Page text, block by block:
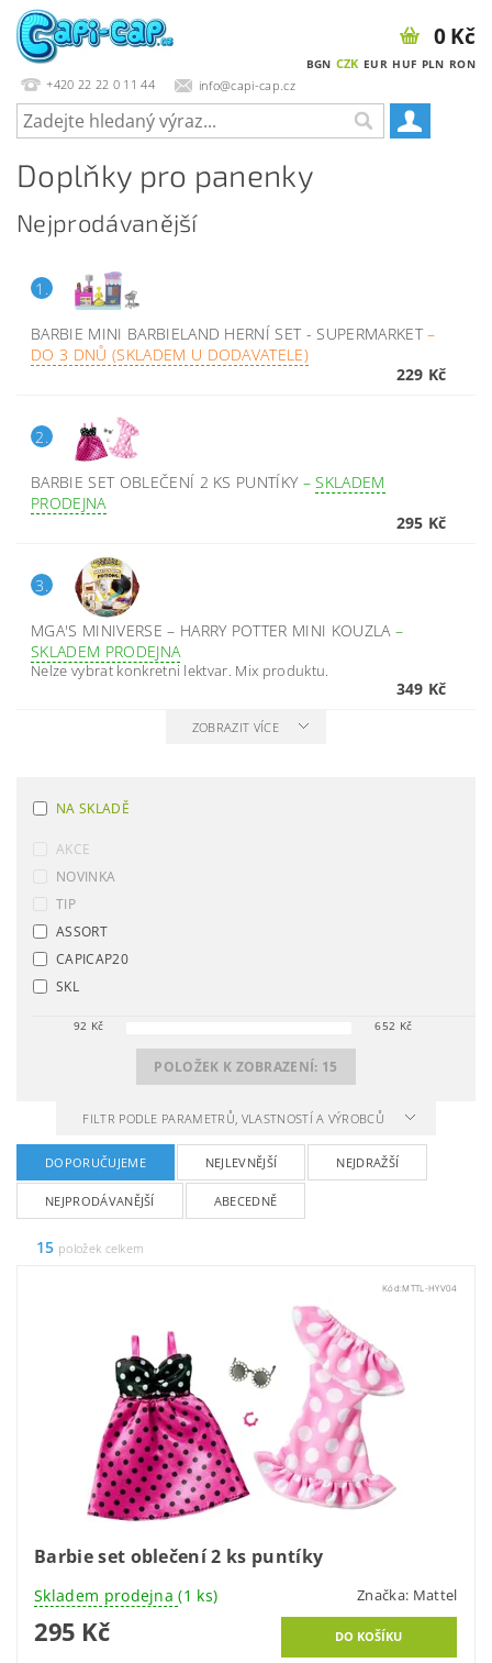
+420 22 22 0 11 44 info@capi-cap.cz
BGN CZK EUR HUF PLN RON
0 Kč
Doplňky pro panenky
Nejprodávanější
1.
BARBIE MINI BARBIELAND HERNÍ SET - SUPERMARKET–
DO 3 DNŮ (SKLADEM U DODAVATELE)
229 Kč
2.
BARBIE SET OBLEČENÍ 2 KS PUNTÍKY –SKLADEM
PRODEJNA
295 Kč
3.
MGA'S MINIVERSE – HARRY POTTER MINI KOUZLA –
SKLADEM PRODEJNA
Nelze vybrat konkretni lektvar. Mix produktu.
349 Kč
ZOBRAZIT VÍCE
NA SKLADĚ
AKCE
NOVINKA
TIP
ASSORT
CAPICAP20
SKL
92 Kč 652 Kč
POLOŽEK K ZOBRAZENÍ: 15
FILTR PODLE PARAMETRŮ, VLASTNOSTÍ A VÝROBCŮ
DOPORUČUJEME NEJLEVNĚJŠÍ NEJDRAŽŠÍ
NEJPRODÁVANĚJŠÍ ABECEDNĚ
15 položek celkem
Kód:MTTL-HYV04
Barbie set oblečení 2 ks puntíky
Skladem prodejna(1 ks) Značka: Mattel
295 Kč